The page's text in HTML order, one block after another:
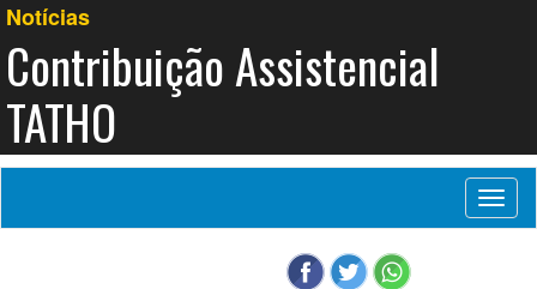
Notícias
Contribuição Assistencial
TATHO